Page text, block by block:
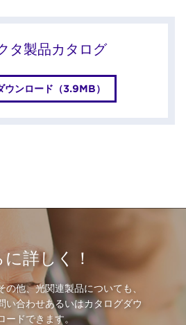
タ製品カタログ
ウンロード（3.9MB）
に詳しく！
他、光関連製品についても、
い合わせあるいはカタログダウ
ードできます。